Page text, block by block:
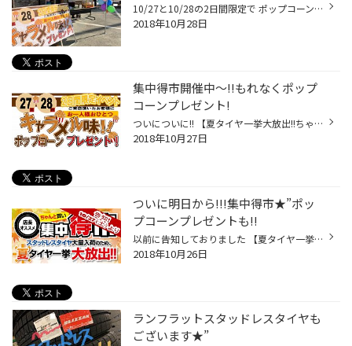
10/27と10/28の2日間限定で ポップコーンをプレゼントさせて頂く イベントを開催しておりました★” お配りするのにお時間がかかってしまったりと ご迷惑をお掛けして大変申し訳ありませんでした(´；Д；`) みなさまポップコーンのお味はいかがでしたか？？ みなさまの笑顔を見ると私まで嬉しくなりま...
2018年10月28日
集中得市開催中～!!もれなくポップ
コーンプレゼント!
ついについに!! 【夏タイヤ一挙大放出!!ちゃんと買い 集中得市】 ＆ 【スタッドレスタイヤ 早期大商談会】が 本日10/27（土）スタートいたしました～٩꒰⍢ ꒱۶⁼³₌₃ そしてなんと、本日10/27（土）と10/28（日）の2日間限定で キャラメルポップコーンをご来店頂いたみなさまにプレゼントしております★...
2018年10月27日
ついに明日から!!!集中得市★”ポッ
プコーンプレゼントも!!
以前に告知しておりました 【夏タイヤ一挙大放出!!ちゃんと買い 集中得市】 ＆ 【スタッドレスタイヤ 早期大商談会】が いよいよ明日10/27（土）スタートとなりました～٩꒰⍢ ꒱۶⁼³₌₃ これからの時期に必須なスタッドレスタイヤはもちろん スタッドレスタイヤ大量入荷の為夏タイヤも大放出です!!! お...
2018年10月26日
ランフラットスタッドレスタイヤも
ございます★”